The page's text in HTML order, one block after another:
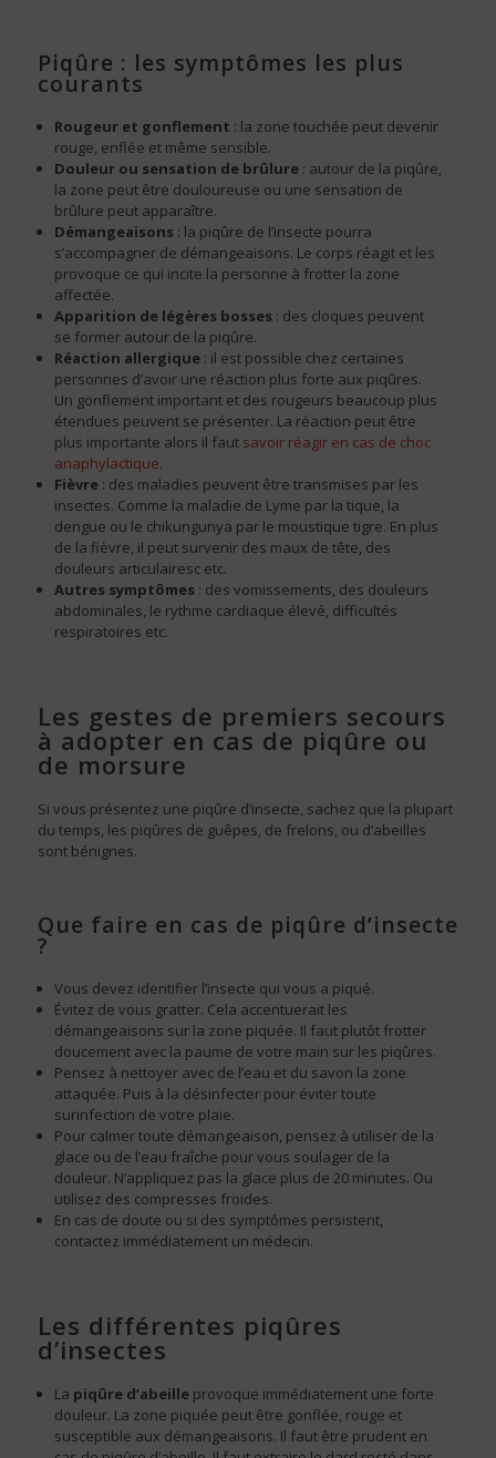
Piqûre : les symptômes les plus
courants
Rougeur et gonflement : la zone touchée peut devenir
rouge, enflée et même sensible.
Douleur ou sensation de brûlure : autour de la piqûre,
la zone peut être douloureuse ou une sensation de
brûlure peut apparaître.
Démangeaisons : la piqûre de l’insecte pourra
s’accompagner de démangeaisons. Le corps réagit et les
provoque ce qui incite la personne à frotter la zone
affectée.
Apparition de légères bosses : des cloques peuvent
se former autour de la piqûre.
Réaction allergique : il est possible chez certaines
personnes d’avoir une réaction plus forte aux piqûres.
Un gonflement important et des rougeurs beaucoup plus
étendues peuvent se présenter. La réaction peut être
plus importante alors il faut savoir réagir en cas de choc
anaphylactique.
Fièvre : des maladies peuvent être transmises par les
insectes. Comme la maladie de Lyme par la tique, la
dengue ou le chikungunya par le moustique tigre. En plus
de la fièvre, il peut survenir des maux de tête, des
douleurs articulairesc etc.
Autres symptômes : des vomissements, des douleurs
abdominales, le rythme cardiaque élevé, difficultés
respiratoires etc.
Les gestes de premiers secours
à adopter en cas de piqûre ou
de morsure
Si vous présentez une piqûre d’insecte, sachez que la plupart
du temps, les piqûres de guêpes, de frelons, ou d’abeilles
sont bénignes.
Que faire en cas de piqûre d’insecte
?
Vous devez identifier l’insecte qui vous a piqué.
Évitez de vous gratter. Cela accentuerait les
démangeaisons sur la zone piquée. Il faut plutôt frotter
doucement avec la paume de votre main sur les piqûres.
Pensez à nettoyer avec de l’eau et du savon la zone
attaquée. Puis à la désinfecter pour éviter toute
surinfection de votre plaie.
Pour calmer toute démangeaison, pensez à utiliser de la
glace ou de l’eau fraîche pour vous soulager de la
douleur. N’appliquez pas la glace plus de 20 minutes. Ou
utilisez des compresses froides.
En cas de doute ou si des symptômes persistent,
contactez immédiatement un médecin.
Les différentes piqûres
d’insectes
La piqûre d’abeille provoque immédiatement une forte
douleur. La zone piquée peut être gonflée, rouge et
susceptible aux démangeaisons. Il faut être prudent en